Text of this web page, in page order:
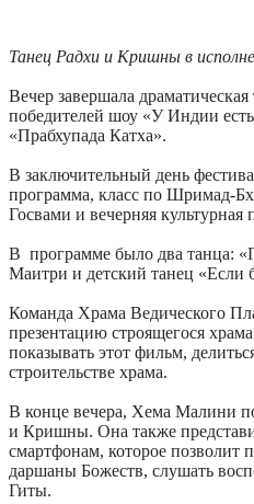
Танец Радхи и Кришны в
Вечер завершала
победителей шоу «У Индии
«Прабхупада Катха».
В заключительный день
программа, класс по Шримад-
Госвами и вечерняя культурная
В программе было два танца:
Маитри и детский танец «Если
Команда Храма Ведического
презентацию строящегося
показывать этот фильм,
строительстве храма.
В конце вечера, Хема Малини
и Кришны. Она также
смартфонам, которое позволит
даршаны Божеств, слушать
Гиты.